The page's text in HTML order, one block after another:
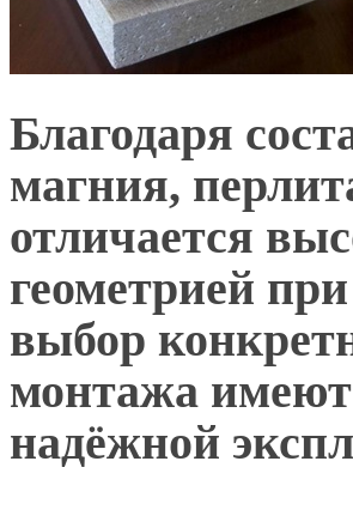
Благодаря
магния,
отличается
геометрией
выбор
монтажа
надёжной